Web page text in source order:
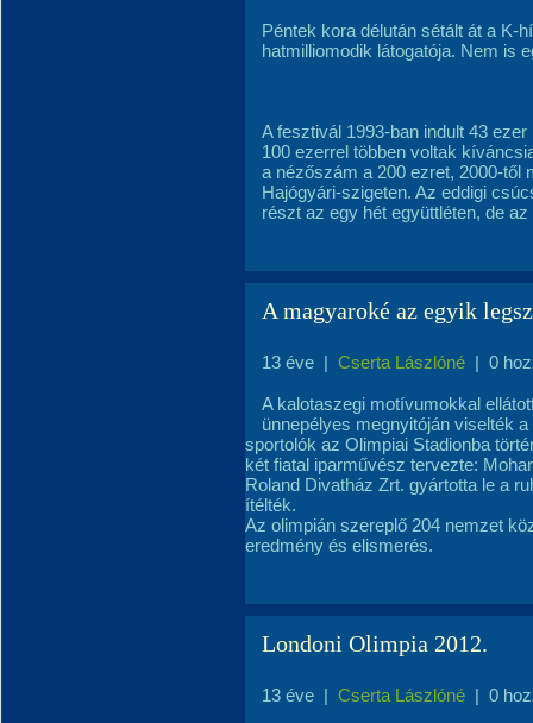
Péntek kora délután sétált át a K-
hatmilliomodik látogatója. Nem is
A fesztivál 1993-ban indult 43
100 ezerrel többen voltak
a nézőszám a 200 ezret, 2000-től
Hajógyári-szigeten. Az eddigi
részt az egy hét együttléten, de
A magyaroké az egyik
13 éve | Cserta Lászlóné | 0
A kalotaszegi motívumokkal
ünnepélyes megnyitóján viselték a
sportolók az Olimpiai Stadionba
két fiatal iparművész tervezte:
Roland Divatház Zrt. gyártotta le a
ítélték.
Az olimpián szereplő 204 nemzet
eredmény és elismerés.
Londoni Olimpia 2012.
13 éve | Cserta Lászlóné | 0